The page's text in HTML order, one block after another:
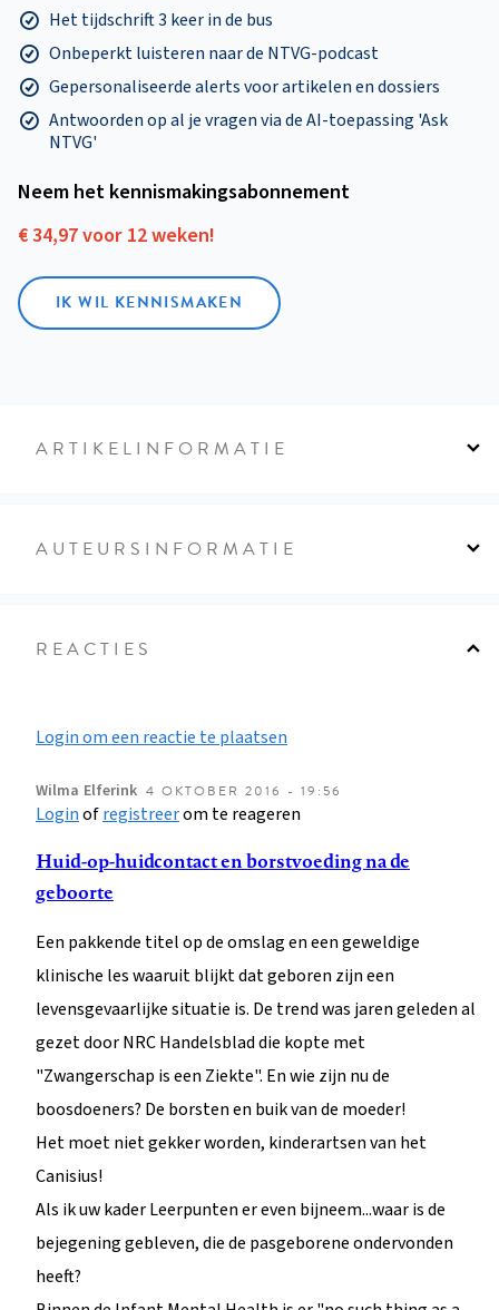
Het tijdschrift 3 keer in de bus
Onbeperkt luisteren naar de NTVG-podcast
Gepersonaliseerde alerts voor artikelen en dossiers
Antwoorden op al je vragen via de AI-toepassing 'Ask
NTVG'
Neem het kennismakings­abonnement
€ 34,97 voor 12 weken!
IK WIL KENNISMAKEN
ARTIKELINFORMATIE
AUTEURSINFORMATIE
REACTIES
Login om een reactie te plaatsen
Wilma Elferink 4 OKTOBER 2016 - 19:56
Loginofregistreerom te reageren
Huid-op-huidcontact en borstvoeding na de
geboorte
Een pakkende titel op de omslag en een geweldige
klinische les waaruit blijkt dat geboren zijn een
levensgevaarlijke situatie is. De trend was jaren geleden al
gezet door NRC Handelsblad die kopte met
"Zwangerschap is een Ziekte". En wie zijn nu de
boosdoeners? De borsten en buik van de moeder!
Het moet niet gekker worden, kinderartsen van het
Canisius!
Als ik uw kader Leerpunten er even bijneem...waar is de
bejegening gebleven, die de pasgeborene ondervonden
heeft?